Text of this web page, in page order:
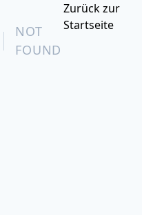
NOT
FOUND
Zurück zur
Startseite